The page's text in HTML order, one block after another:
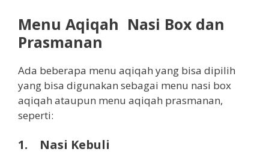
Menu Aqiqah Nasi Box dan
Prasmanan
Ada beberapa menu aqiqah yang bisa dipilih
yang bisa digunakan sebagai menu nasi box
aqiqah ataupun menu aqiqah prasmanan,
seperti:
1. Nasi Kebuli